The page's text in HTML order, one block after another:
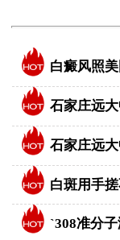
石家庄远
石家庄远